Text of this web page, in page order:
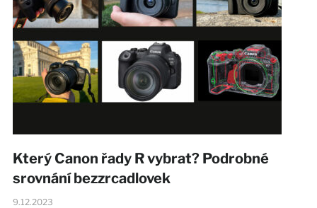
Který Canon řady R vybrat? Podrobné
srovnání bezzrcadlovek
9.12.2023